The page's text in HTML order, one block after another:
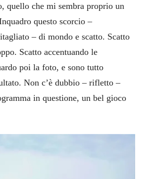
quello che mi sembra proprio un
questo scorcio –
– di mondo e scatto. Scatto
Scatto accentuando le
poi la foto, e sono tutto
Non c’è dubbio – rifletto –
in questione, un bel gioco